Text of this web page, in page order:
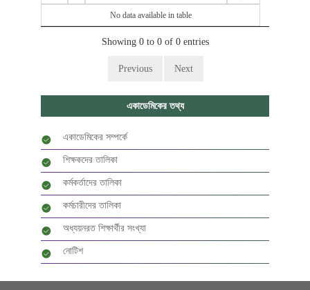
No data available in table
Showing 0 to 0 of 0 entries
Previous Next
একাডেমিকের তথ্য
একাডেমিকের সম্পর্কে
শিক্ষকদের তালিকা
কর্মকর্তাদের তালিকা
কর্মচারীদের তালিকা
অধ্যয়নরত শিক্ষার্থীর সংখ্যা
নোটিশ